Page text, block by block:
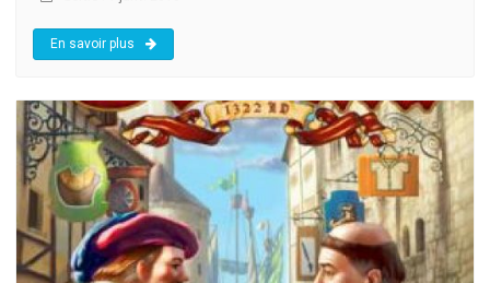
En savoir plus